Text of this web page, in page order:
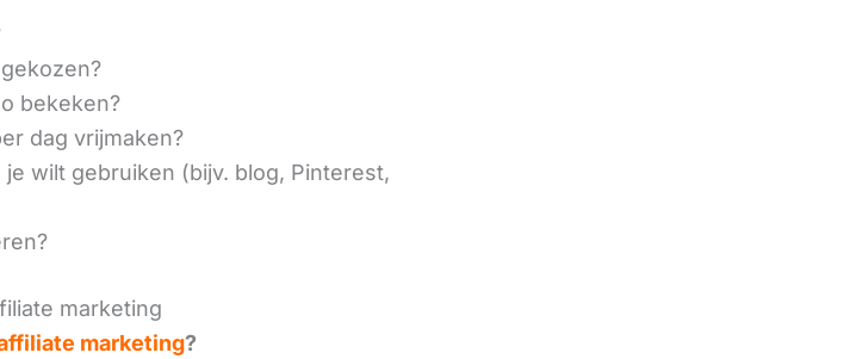
bekeken?
dag vrijmaken?
je wilt gebruiken (bijv. blog, Pinterest,
marketing
marketing?